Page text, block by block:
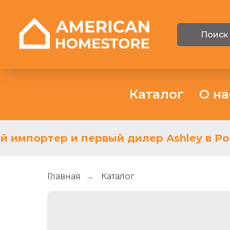
Каталог О
и первый дилер Ashley в
Главная → Каталог